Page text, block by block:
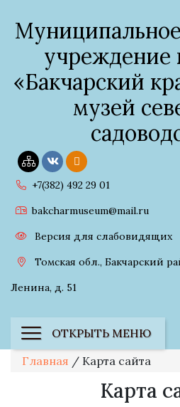
учреждение
«Бакчарский
музей
+7(382) 492 29 01
bakcharmuseum@mail.ru
Версия для слабовидящих
Томская обл., Бакчарский
Ленина, д. 51
ОТКРЫТЬ МЕНЮ
Главная / Карта сайта
Карта